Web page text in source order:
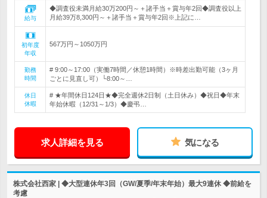
給与
◆調査役未満月給30万200円～＋諸手当＋賞与年2回◆調査役以上
月給39万8,300円～＋諸手当＋賞与年2回※上記に…
初年度
年収
567万円～1050万円
勤務
時間
# 9:00～17:00（実働7時間／休憩1時間）※時差出勤可能（3ヶ月
ごとに見直し可）└8:00～…
休日
休暇
# ★年間休日124日★◆完全週休2日制（土日休み）◆祝日◆年末
年始休暇（12/31～1/3）◆慶弔…
求人詳細を見る 気になる
株式会社西家 | ◆大型連休年3回（GW/夏季/年末年始）最大9連休 ◆前給を
考慮